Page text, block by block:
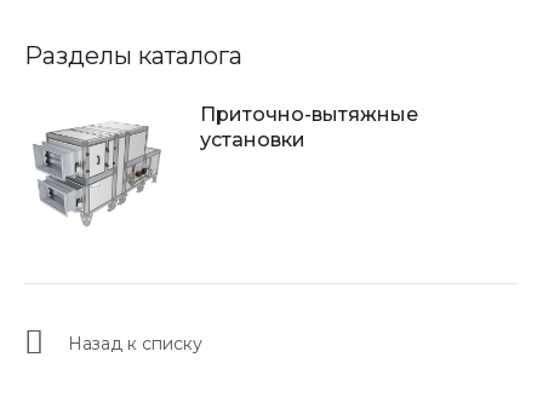
Разделы каталога
Приточно-вытяжные
установки
Назад к списку